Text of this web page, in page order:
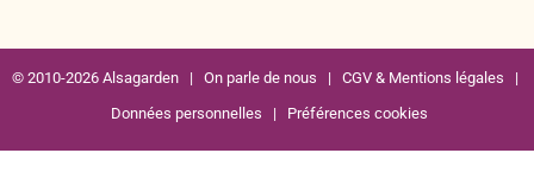
© 2010-2026 Alsagarden | On parle de nous | CGV & Mentions légales |
Données personnelles | Préférences cookies